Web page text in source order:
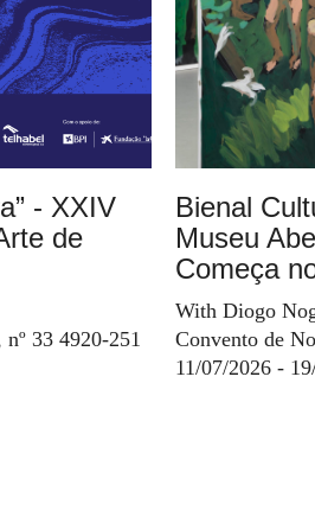
- XXIV
de
33 4920-251
Bienal
Museu
Começa
With Diogo
Convento de
11/07/2026 -